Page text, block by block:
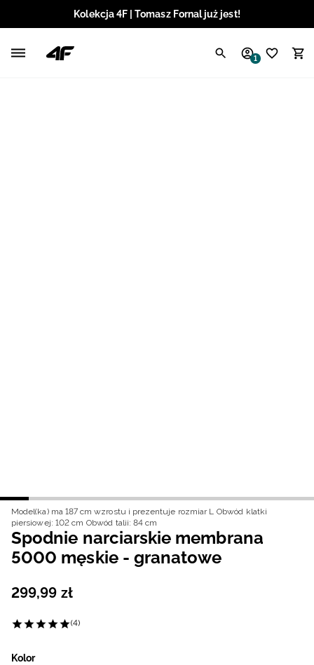
Kolekcja 4F | Tomasz Fornal już jest!
1
Model(ka) ma 187 cm wzrostu i prezentuje rozmiar L Obwód klatki
piersiowej: 102 cm Obwód talii: 84 cm
Spodnie narciarskie membrana
5000 męskie - granatowe
299,99 zł
(4)
Kolor